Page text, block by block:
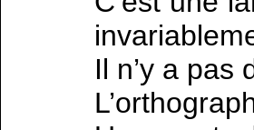
Il n’y a pas